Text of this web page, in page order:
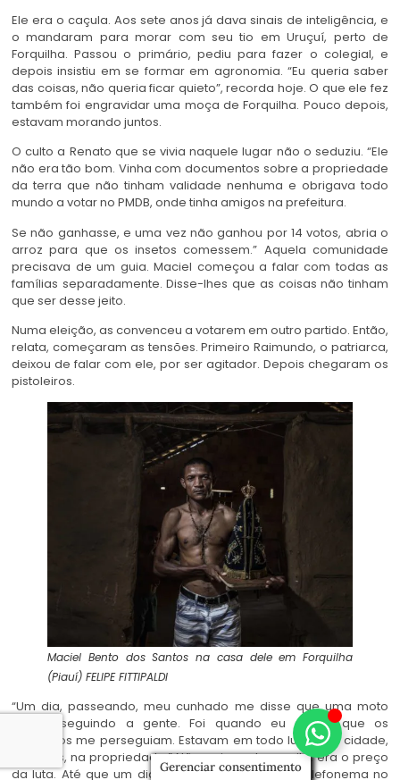
Ele era o caçula. Aos sete anos já dava sinais de inteligência, e
o mandaram para morar com seu tio em Uruçuí, perto de
Forquilha. Passou o primário, pediu para fazer o colegial, e
depois insistiu em se formar em agronomia. “Eu queria saber
das coisas, não queria ficar quieto”, recorda hoje. O que ele fez
também foi engravidar uma moça de Forquilha. Pouco depois,
estavam morando juntos.
O culto a Renato que se vivia naquele lugar não o seduziu. “Ele
não era tão bom. Vinha com documentos sobre a propriedade
da terra que não tinham validade nenhuma e obrigava todo
mundo a votar no PMDB, onde tinha amigos na prefeitura.
Se não ganhasse, e uma vez não ganhou por 14 votos, abria o
arroz para que os insetos comessem.” Aquela comunidade
precisava de um guia. Maciel começou a falar com todas as
famílias separadamente. Disse-lhes que as coisas não tinham
que ser desse jeito.
Numa eleição, as convenceu a votarem em outro partido. Então,
relata, começaram as tensões. Primeiro Raimundo, o patriarca,
deixou de falar com ele, por ser agitador. Depois chegaram os
pistoleiros.
Maciel Bento dos Santos na casa dele em Forquilha
(Piauí) FELIPE FITTIPALDI
“Um dia, passeando, meu cunhado me disse que uma moto
estava seguindo a gente. Foi quando eu soube que os
pistoleiros me perseguiam. Estavam em todo lugar, na cidade,
nas lojas, na propriedade.” Não se importou muito: era o preço
da luta. Até que um dia, em 2015, recebeu um telefonema no
Gerenciar consentimento